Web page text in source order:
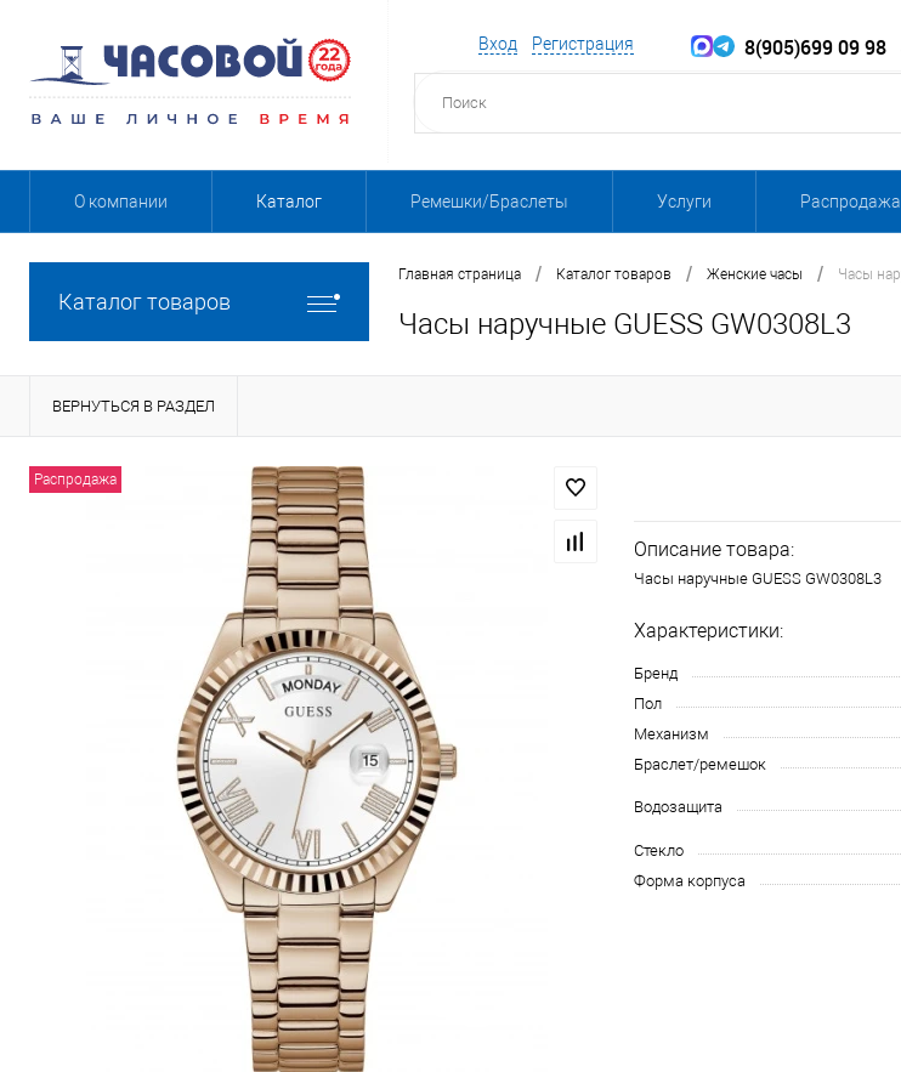
Вход Регистрация 8(905)699 09 98
О компании Каталог Ремешки/Браслеты Услуги Распродажа
Каталог товаров
Главная страница / Каталог товаров / Женские часы / Часы
Часы наручные GUESS GW0308L3
ВЕРНУТЬСЯ В РАЗДЕЛ
Распродажа
Описание товара:
Часы наручные GUESS GW0308L3
Характеристики:
Бренд
Пол
Механизм
Браслет/ремешок
Водозащита
Стекло
Форма корпуса